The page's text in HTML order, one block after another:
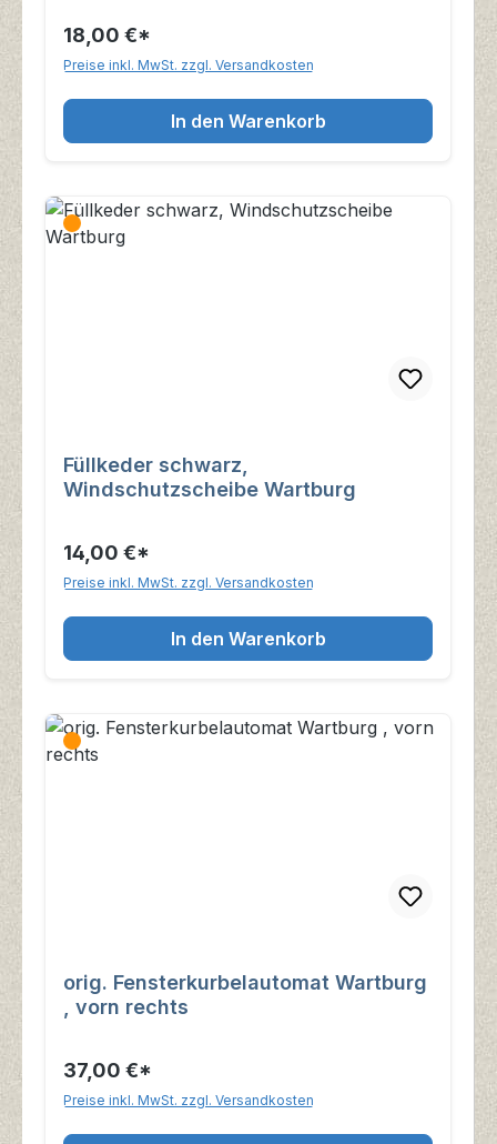
18,00 €*
Preise inkl. MwSt. zzgl. Versandkosten
In den Warenkorb
Füllkeder schwarz,
Windschutzscheibe Wartburg
14,00 €*
Preise inkl. MwSt. zzgl. Versandkosten
In den Warenkorb
orig. Fensterkurbelautomat Wartburg
, vorn rechts
37,00 €*
Preise inkl. MwSt. zzgl. Versandkosten